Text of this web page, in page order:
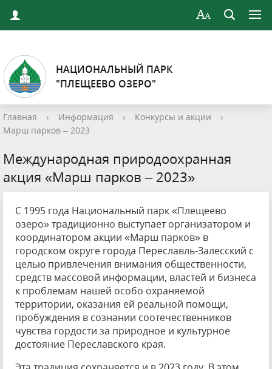
НАЦИОНАЛЬНЫЙ ПАРК
"ПЛЕЩЕЕВО ОЗЕРО"
Главная › Информация › Конкурсы и акции
›
Марш парков – 2023
Международная природоохранная
акция «Марш парков – 2023»
С 1995 года Национальный парк «Плещеево
озеро» традиционно выступает организатором и
координатором акции «Марш парков» в
городском округе города Переславль-Залесский с
целью привлечения внимания общественности,
средств массовой информации, властей и бизнеса
к проблемам нашей особо охраняемой
территории, оказания ей реальной помощи,
пробуждения в сознании соотечественников
чувства гордости за природное и культурное
достояние Переславского края.